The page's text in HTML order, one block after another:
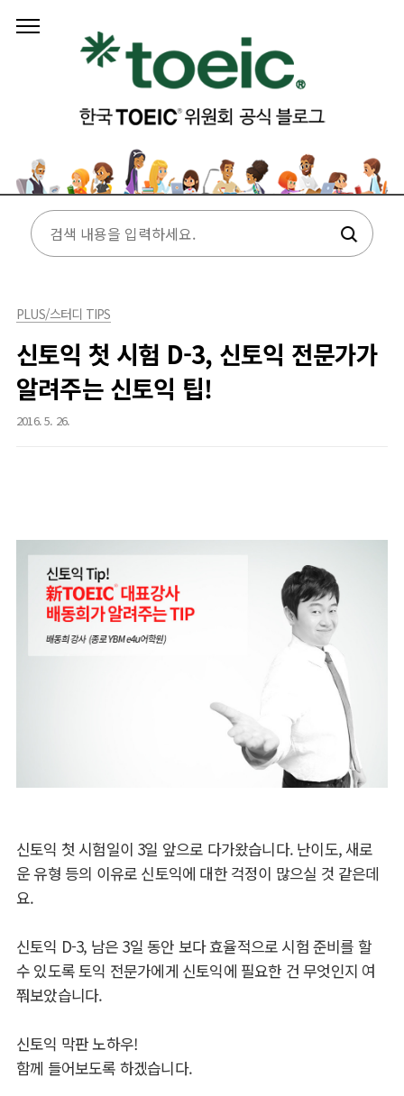
PLUS/스터디 TIPS
신토익 첫 시험 D-3, 신토익 전문가가
알려주는 신토익 팁!
2016. 5. 26.
신토익 첫 시험일이 3일 앞으로 다가왔습니다. 난이도, 새로
운 유형 등의 이유로 신토익에 대한 걱정이 많으실 것 같은데
요.
신토익 D-3, 남은 3일 동안 보다 효율적으로 시험 준비를 할
수 있도록 토익 전문가에게 신토익에 필요한 건 무엇인지 여
쭤보았습니다.
신토익 막판 노하우!
함께 들어보도록 하겠습니다.